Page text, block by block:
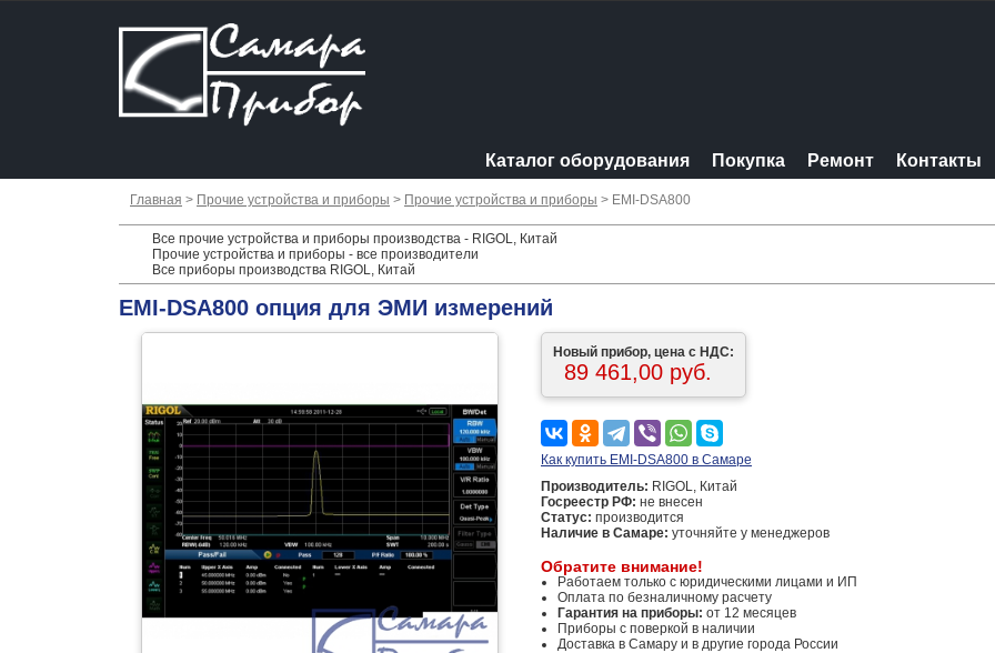
Каталог оборудования Покупка Ремонт Контакты
Главная > Прочие устройства и приборы > Прочие устройства и приборы > EMI-DSA800
Все прочие устройства и приборы производства - RIGOL, Китай
Прочие устройства и приборы - все производители
Все приборы производства RIGOL, Китай
EMI-DSA800 опция для ЭМИ измерений
Новый прибор, цена с НДС:
89 461,00 руб.
Как купить EMI-DSA800 в Самаре
Производитель: RIGOL, Китай
Госреестр РФ: не внесен
Статус: производится
Наличие в Самаре: уточняйте у менеджеров
Обратите внимание!
Работаем только с юридическими лицами и ИП
Оплата по безналичному расчету
Гарантия на приборы: от 12 месяцев
Приборы с поверкой в наличии
Доставка в Самару и в другие города России